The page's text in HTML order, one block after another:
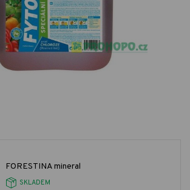
FORESTINA mineral
SKLADEM